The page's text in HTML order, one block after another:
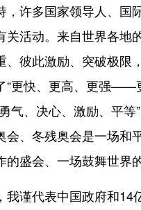
，许多国家领导人、国
关活动。来自世界各地
、彼此激励、突破极限
“更快、更高、更强——
气、决心、激励、平等
、冬残奥会是一场和
的盛会、一场鼓舞世界
谨代表中国政府和14